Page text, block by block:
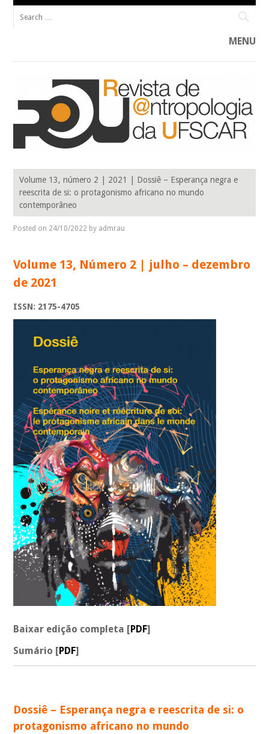
MENU
Skip to content
R@U: REVISTA DE ANTROPOLOGIA
DA UFSCAR
Federal de São Carlos (PPGAS–UFSCar).
Volume 13, número 2 | 2021 | Dossiê – Esperança negra e
reescrita de si: o protagonismo africano no mundo
contemporâneo
Posted on 24/10/2022 by admrau
Volume 13, Número 2 | julho – dezembro
de 2021
ISSN: 2175-4705
Baixar edição completa [ PDF]
Sumário [ PDF]
Dossiê – Esperança negra e reescrita de si: o
protagonismo africano no mundo